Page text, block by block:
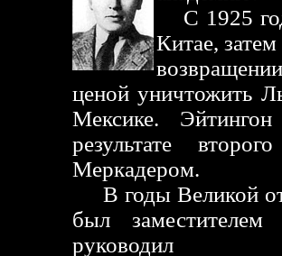
С 1925
Китае,
ценой уничтожить
Мексике.
результате
Меркадером.
В годы Великой
был заместителем
руководил